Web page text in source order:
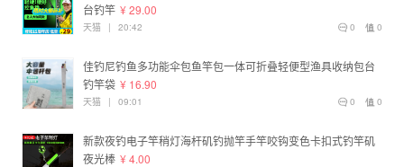
台钓竿 ¥ 29.00
0
0
天猫 | 20:42
佳钓尼钓鱼多功能伞包鱼竿包一体可折叠轻便型渔具收纳包台
钓竿袋 ¥ 16.90
0
0
天猫 | 09:01
新款夜钓电子竿稍灯海杆矶钓抛竿手竿咬钩变色卡扣式钓竿矶
夜光棒 ¥ 4.00